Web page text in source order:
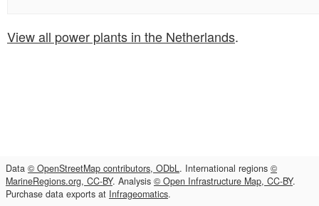
View all power plants in the Netherlands.
Data © OpenStreetMap contributors, ODbL. International regions ©
MarineRegions.org, CC-BY. Analysis © Open Infrastructure Map, CC-BY.
Purchase data exports at Infrageomatics.